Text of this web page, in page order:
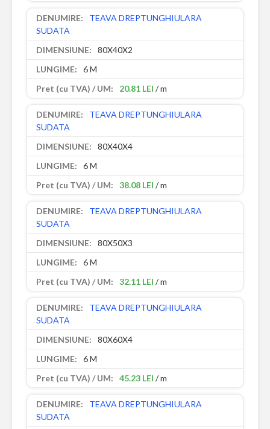
TEAVA DREPTUNGHIULARA
SUDATA
80X40X2
6 M
20.81 LEI / m
TEAVA DREPTUNGHIULARA
SUDATA
80X40X4
6 M
38.08 LEI / m
TEAVA DREPTUNGHIULARA
SUDATA
80X50X3
6 M
32.11 LEI / m
TEAVA DREPTUNGHIULARA
SUDATA
80X60X4
6 M
45.23 LEI / m
TEAVA DREPTUNGHIULARA
SUDATA